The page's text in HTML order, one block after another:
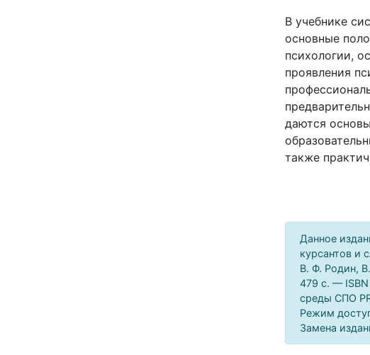
В учебнике
основные
психологии,
проявления
даются
также
Данное
курсантов и
В. Ф. Родин,
479 c. —
среды СПО
Режим
Замена